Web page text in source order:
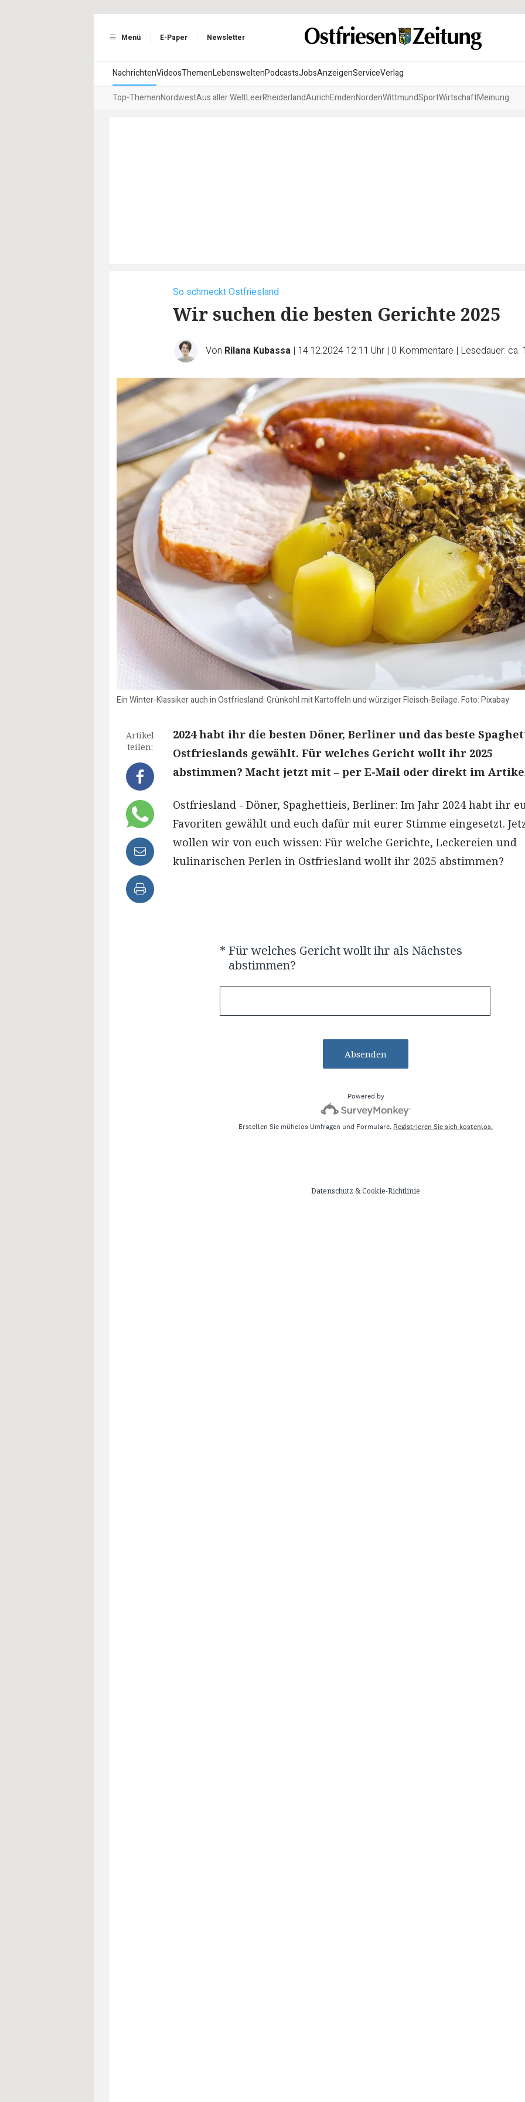
Menü E-Paper Newsletter
NachrichtenVideosThemenLebensweltenPodcastsJobsAnzeigenServiceVerlag
Top-ThemenNordwestAus aller WeltLeerRheiderlandAurichEmdenNordenWittmundSportWirtschaftMeinung
So schmeckt Ostfriesland
Wir suchen die besten Gerichte 2025
Von Rilana Kubassa | 14.12.2024 12:11 Uhr | 0 Kommentare | Lesedauer: ca.
Ein Winter-Klassiker auch in Ostfriesland: Grünkohl mit Kartoffeln und würziger Fleisch-Beilage. Foto: Pixabay
Artikel
teilen:
2024 habt ihr die besten Döner, Berliner und das beste
Ostfrieslands gewählt. Für welches Gericht wollt ihr 2025
abstimmen? Macht jetzt mit – per E-Mail oder direkt im
Ostfriesland - Döner, Spaghettieis, Berliner: Im Jahr 2024 habt ihr
Favoriten gewählt und euch dafür mit eurer Stimme eingesetzt.
wollen wir von euch wissen: Für welche Gerichte, Leckereien und
kulinarischen Perlen in Ostfriesland wollt ihr 2025 abstimmen?